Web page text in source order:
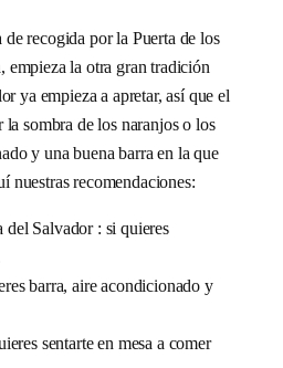
recogida por la Puerta de los
empieza la otra gran tradición
ya empieza a apretar, así que el
sombra de los naranjos o los
y una buena barra en la que
nuestras recomendaciones:
Salvador : si quieres
barra, aire acondicionado y
sentarte en mesa a comer